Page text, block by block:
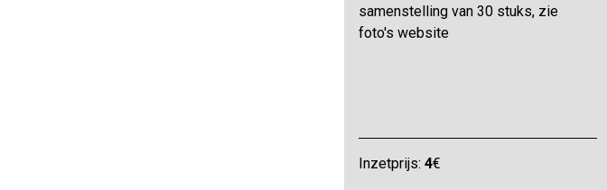
samenstelling van 30 stuks, zie
foto's website
Inzetprijs:4€